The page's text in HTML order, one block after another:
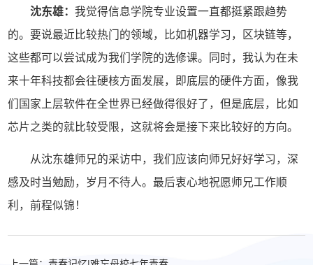
沈东雄： 我觉得信息学院专业设置一直都挺紧跟趋势
的。要说最近比较热门的领域，比如机器学习，区块链等，
这些都可以尝试成为我们学院的选修课。同时，我认为在未
来十年科技都会往硬核方面发展，即底层的硬件方面，像我
们国家上层软件在全世界已经做得很好了，但是底层，比如
芯片之类的就比较受限，这就将会是接下来比较好的方向。
从沈东雄师兄的采访中，我们应该向师兄好好学习，深
感及时当勉励，岁月不待人。最后衷心地祝愿师兄工作顺
利，前程似锦！